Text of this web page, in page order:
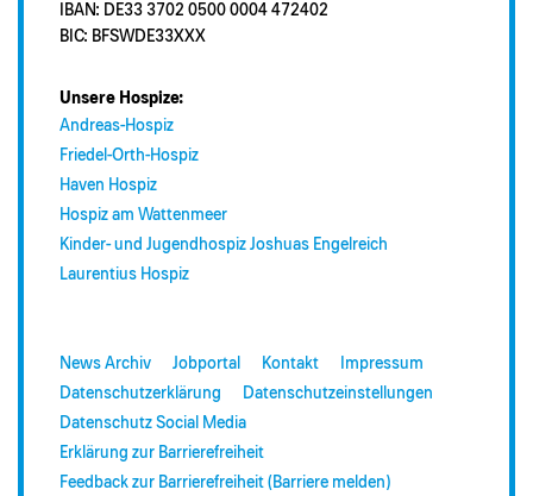
IBAN: DE33 3702 0500 0004 472402
BIC: BFSWDE33XXX
Unsere Hospize:
Andreas-Hospiz
Friedel-Orth-Hospiz
Haven Hospiz
Hospiz am Wattenmeer
Kinder- und Jugendhospiz Joshuas Engelreich
Laurentius Hospiz
News Archiv Jobportal Kontakt
Impressum
Datenschutzerklärung
Datenschutzeinstellungen
Datenschutz Social Media
Erklärung zur Barrierefreiheit
Feedback zur Barrierefreiheit (Barriere melden)